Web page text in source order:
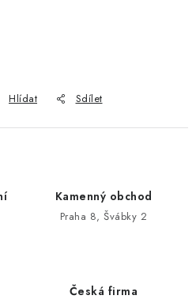
budov) a tovarních
Hlídat Sdílet
Kamenný obchod
Praha 8, Švábky 2
Česká firma